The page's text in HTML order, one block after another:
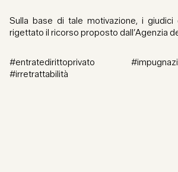
Sulla base di tale motivazione, i giudici
rigettato il ricorso proposto dall’Agenzia
#entratedirittoprivato
#irretrattabilità